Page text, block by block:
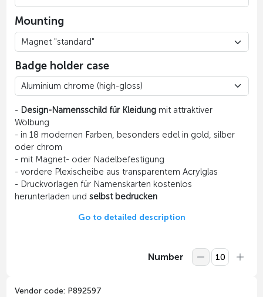
Mounting
Badge holder case
- Design-Namensschild für Kleidungmit attraktiver
Wölbung
- in 18 modernen Farben, besonders edel in gold, silber
oder chrom
- mit Magnet- oder Nadelbefestigung
- vordere Plexischeibe aus transparentem Acrylglas
- Druckvorlagen für Namenskarten kostenlos
herunterladen und selbst bedrucken
Go to detailed description
Number
Vendor code: P892597